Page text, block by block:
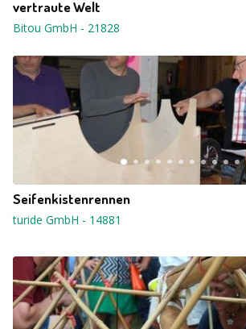
vertraute Welt
Bitou GmbH - 21828
Seifenkistenrennen
turide GmbH - 14881